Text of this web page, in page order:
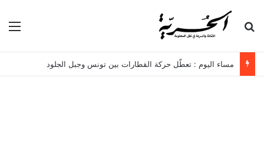
بحث عن
مساء اليوم : تعطّل حركة القطارات بين تونس وجبل الجلود